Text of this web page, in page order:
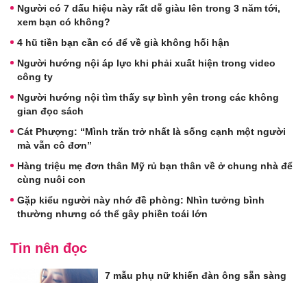
Người có 7 dấu hiệu này rất dễ giàu lên trong 3 năm tới,
xem bạn có không?
4 hũ tiền bạn cần có để về già không hối hận
Người hướng nội áp lực khi phải xuất hiện trong video
công ty
Người hướng nội tìm thấy sự bình yên trong các không
gian đọc sách
Cát Phượng: “Mình trăn trở nhất là sống cạnh một người
mà vẫn cô đơn”
Hàng triệu mẹ đơn thân Mỹ rủ bạn thân về ở chung nhà để
cùng nuôi con
Gặp kiểu người này nhớ đề phòng: Nhìn tưởng bình
thường nhưng có thể gây phiền toái lớn
Tin nên đọc
7 mẫu phụ nữ khiến đàn ông sẵn sàng